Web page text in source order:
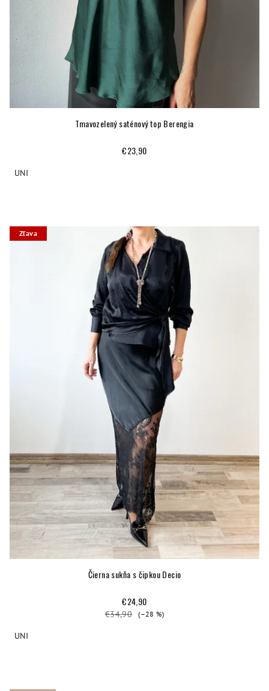
Tmavozelený saténový top Berengia
€23,90
UNI
Zľava
Čierna sukňa s čipkou Decio
€24,90
€34,90 (–28 %)
UNI